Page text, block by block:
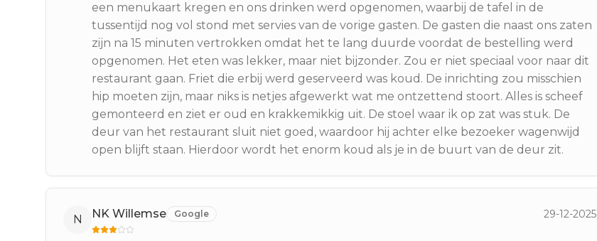
een menukaart kregen en ons drinken werd opgenomen, waarbij de tafel in de
tussentijd nog vol stond met servies van de vorige gasten. De gasten die naast ons zaten
zijn na 15 minuten vertrokken omdat het te lang duurde voordat de bestelling werd
opgenomen. Het eten was lekker, maar niet bijzonder. Zou er niet speciaal voor naar dit
restaurant gaan. Friet die erbij werd geserveerd was koud. De inrichting zou misschien
hip moeten zijn, maar niks is netjes afgewerkt wat me ontzettend stoort. Alles is scheef
gemonteerd en ziet er oud en krakkemikkig uit. De stoel waar ik op zat was stuk. De
deur van het restaurant sluit niet goed, waardoor hij achter elke bezoeker wagenwijd
open blijft staan. Hierdoor wordt het enorm koud als je in de buurt van de deur zit.
N NK Willemse Google 29-12-2025